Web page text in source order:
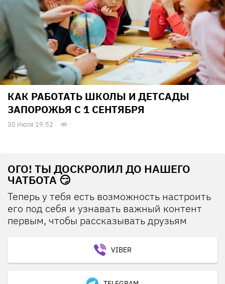
КАК РАБОТАТЬ ШКОЛЫ И ДЕТСАДЫ
ЗАПОРОЖЬЯ С 1 СЕНТЯБРЯ
30 Июля 19:52
ОГО! ТЫ ДОСКРОЛИЛ ДО НАШЕГО
ЧАТБОТА 😏
Теперь у тебя есть возможность настроить
его под себя и узнавать важный контент
первым, чтобы рассказывать друзьям
VIBER